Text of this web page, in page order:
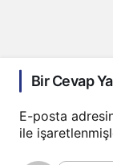
Bir Cevap
E-posta
ile